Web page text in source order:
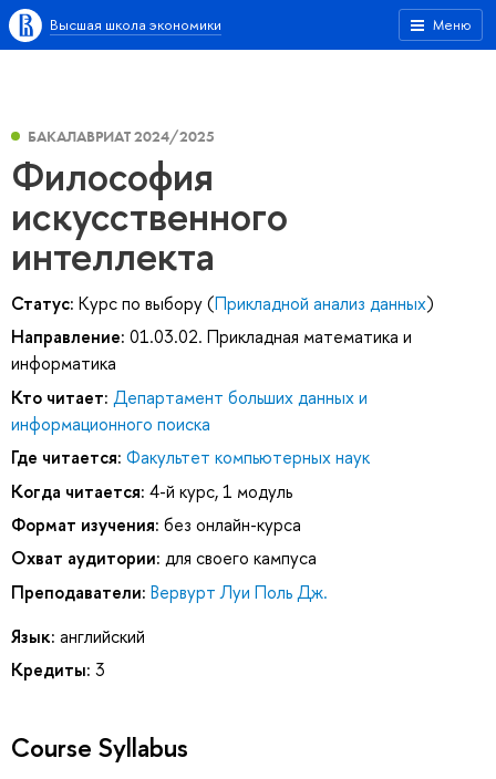
Меню
Высшая школа экономики
БАКАЛАВРИАТ 2024/2025
Философия
искусственного
интеллекта
Статус: Курс по выбору (Прикладной анализ данных)
Направление: 01.03.02. Прикладная математика и
информатика
Кто читает: Департамент больших данных и
информационного поиска
Где читается: Факультет компьютерных наук
Когда читается: 4-й курс, 1 модуль
Формат изучения: без онлайн-курса
Охват аудитории: для своего кампуса
Преподаватели: Вервурт Луи Поль Дж.
Язык: английский
Кредиты: 3
Course Syllabus